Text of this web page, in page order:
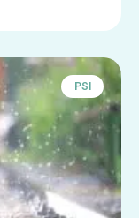
PSI